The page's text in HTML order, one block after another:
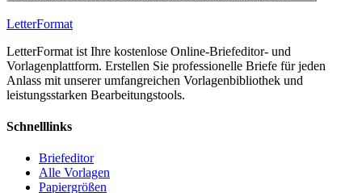
LetterFormat
LetterFormat ist Ihre kostenlose Online-Briefeditor- und
Vorlagenplattform. Erstellen Sie professionelle Briefe für jeden
Anlass mit unserer umfangreichen Vorlagenbibliothek und
leistungsstarken Bearbeitungstools.
Schnelllinks
Briefeditor
Alle Vorlagen
Papiergrößen